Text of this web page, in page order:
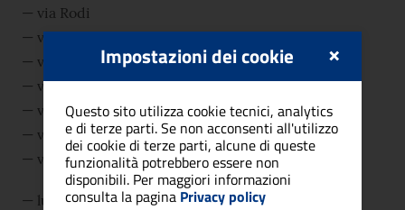
via Rodi
via Lampedusa
via Isole Tremiti
via Lipari via Stromboli
via Isola S. Domino (da via Serpentara a via Rodi)
via Isola Molara
via Isola S.Pietro (tratto interessato dalla
competizione)
lungomare Poetto (tratto carrabile da via Isola
×
Impostazioni dei cookie
Questo sito utilizza cookie tecnici, analytics
e di terze parti. Se non acconsenti all'utilizzo
dei cookie di terze parti, alcune di queste
funzionalità potrebbero essere non
disponibili. Per maggiori informazioni
consulta la pagina Privacy policy